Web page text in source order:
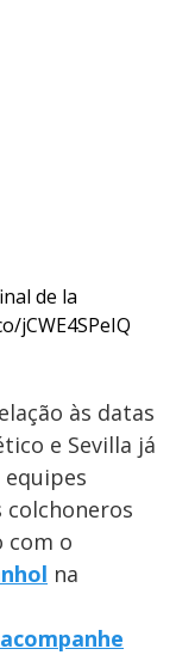
de la
jCWE4SPeIQ
às datas
e Sevilla já
colchoneros
com o
na